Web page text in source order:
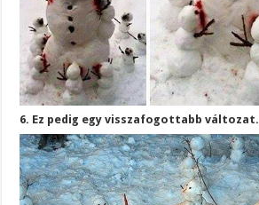
6. Ez pedig egy visszafogottabb változat.